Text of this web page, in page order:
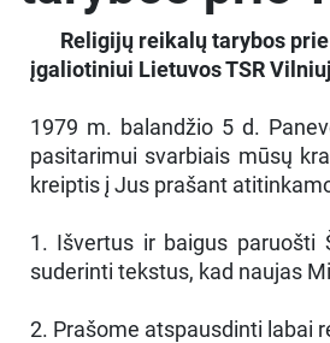
Religijų reikalų tarybos prie
įgaliotiniui Lietuvos TSR
1979 m. balandžio 5 d.
pasitarimui svarbiais mūsų
kreiptis į Jus prašant
1. Išvertus ir baigus paruošti
suderinti tekstus, kad naujas
2. Prašome atspausdinti labai